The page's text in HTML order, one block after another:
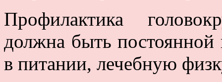
Профилактика
должна быть постоянной
в питании, лечебную